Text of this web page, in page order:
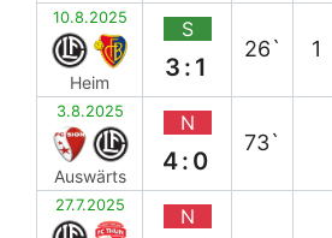
10.8.2025
Heim
S
3:1
26` 1
3.8.2025
Auswärts
N
4:0
73`
27.7.2025 N